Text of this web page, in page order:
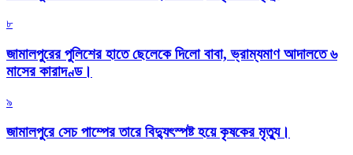
৮
জামালপুরের পুলিশের হাতে ছেলেকে দিলো বাবা, ভ্রাম্যমাণ আদালতে ৬
মাসের কারাদণ্ড।
৯
জামালপুরে সেচ পাম্পের তারে বিদ্যুৎস্পষ্ট হয়ে কৃষকের মৃত্যু।